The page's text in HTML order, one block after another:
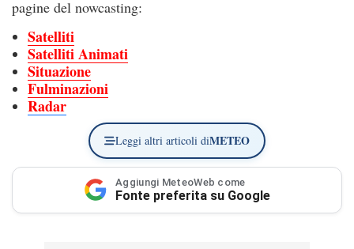
pagine del nowcasting:
Satelliti
Satelliti Animati
Situazione
Fulminazioni
Radar
Leggi altri articoli diMETEO
Aggiungi MeteoWeb come
Fonte preferita su Google